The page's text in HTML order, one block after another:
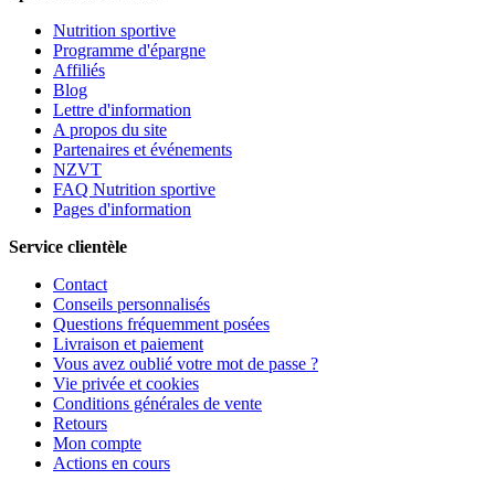
Nutrition sportive
Programme d'épargne
Affiliés
Blog
Lettre d'information
A propos du site
Partenaires et événements
NZVT
FAQ Nutrition sportive
Pages d'information
Service clientèle
Contact
Conseils personnalisés
Questions fréquemment posées
Livraison et paiement
Vous avez oublié votre mot de passe ?
Vie privée et cookies
Conditions générales de vente
Retours
Mon compte
Actions en cours